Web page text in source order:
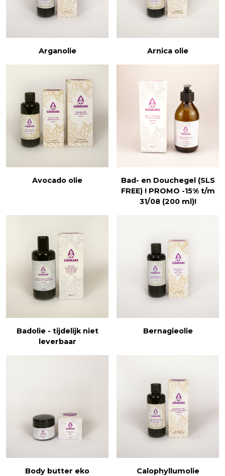
Arganolie Arnica olie
Avocado olie
Bad- en Douchegel (SLS
FREE) ! PROMO -15% t/m
31/08 (200 ml)!
Badolie - tijdelijk niet
leverbaar
Bernagieolie
Body butter eko Calophyllumolie